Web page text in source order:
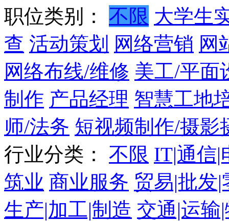
职位类别：
不限 大学生
查 活动策划 网络营销 网
网络布线/维修 美工/平面
制作 产品经理 智慧工地
师/法务 短视频制作/摄影
行业分类：
不限 IT|通信|
筑业 商业服务 贸易|批发
生产|加工|制造 交通|运输